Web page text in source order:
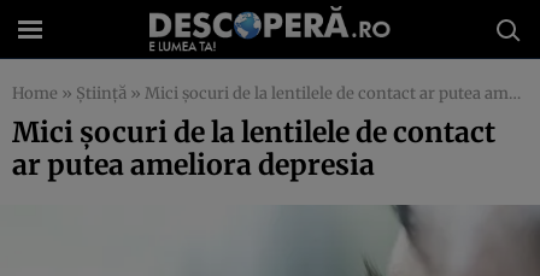
Home » Știință » Mici șocuri de la lentilele de contact ar putea ameliora depresia
Mici șocuri de la lentilele de contact
ar putea ameliora depresia